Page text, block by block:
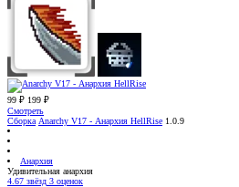
99 ₽ 199 ₽
Смотреть
Сборка Anarchy V17 - Анархия HellRise 1.0.9
Анархия
Удивительная анархия
4.67 звёзд 3 оценок